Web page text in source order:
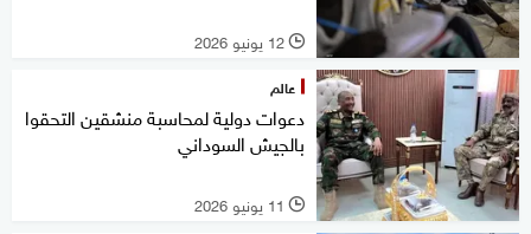
l 12 يونيو 2026
عالم
دعوات دولية لمحاسبة منشقين التحقوا
بالجيش السوداني
l 11 يونيو 2026